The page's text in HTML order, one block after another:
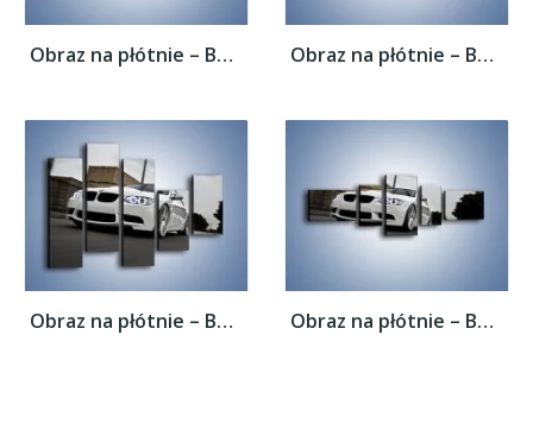
Obraz na płótnie – BMW M3 E92 Tuning –... Obraz na płótnie – BMW M3 E92 Tuning –...
Obraz na płótnie – BMW M3 E92 Tuning –... Obraz na płótnie – BMW M3 E92 Tuning –...